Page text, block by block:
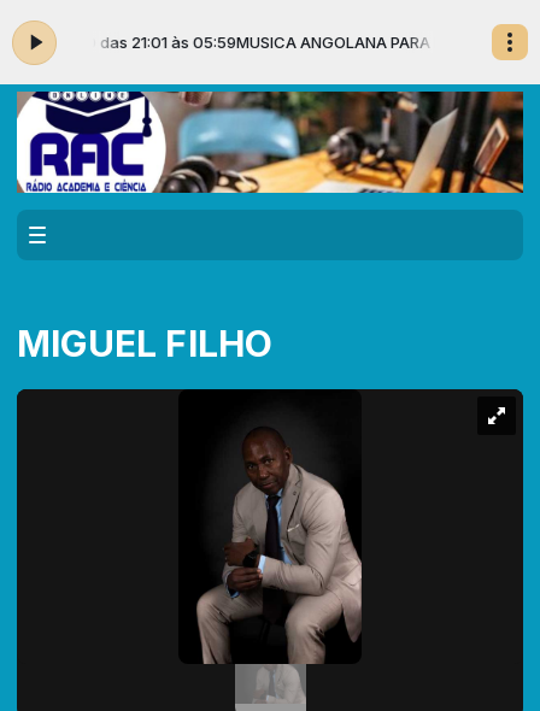
DE 50 das 21:01 às 05:59MUSICA ANGOLANA PARA MAIORES DE
MIGUEL FILHO